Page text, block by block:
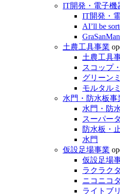
IT開発・電子機
IT開発・
AI’ll be
土農工具事業
土農工具
スコップ
グリーン
モルタル
水門・防水板事
水門・防
スーパー
防水板・
水門
仮設足場事業
仮設足場
ラクラク
ニコニコ
ライトブ